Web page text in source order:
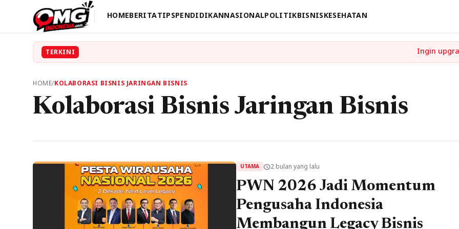
HOMEBERITATIPSPENDIDIKANNASIONALPOLITIKBISNISKESEHATAN
TERKINI
HOME/KOLABORASI BISNIS JARINGAN BISNIS
Kolaborasi Bisnis Jaringan Bisnis
UTAMA schedule2 bulan yang lalu
PWN 2026 Jadi Momentum
Pengusaha Indonesia
Membangun Legacy Bisnis